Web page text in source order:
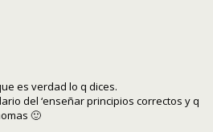
es verdad lo q dices.
del ‘enseñar principios correctos y q
🙂